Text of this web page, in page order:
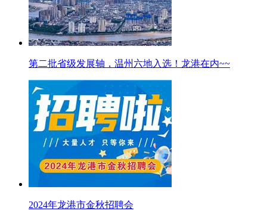
第二批省级发展轴，温州六地入选！龙港在内~~
2024年龙港市金秋招聘会